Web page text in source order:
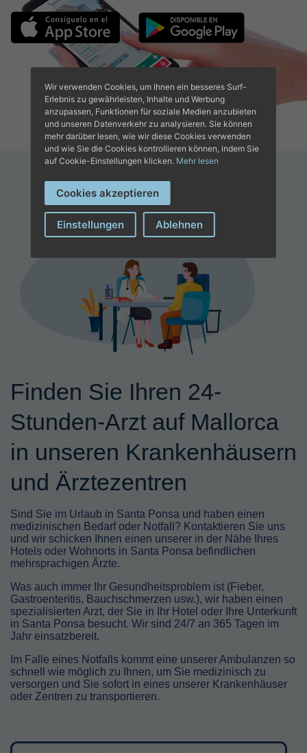
Finden Sie Ihren 24-
Stunden-Arzt auf Mallorca
in unseren Krankenhäusern
und Ärztezentren
Sind Sie im Urlaub in Santa Ponsa und haben einen
medizinischen Bedarf oder Notfall? Kontaktieren Sie uns
und wir schicken Ihnen einen unserer in der Nähe Ihres
Hotels oder Wohnorts in Santa Ponsa befindlichen
mehrsprachigen Ärzte.
Was auch immer Ihr Gesundheitsproblem ist (Fieber,
Gastroenteritis, Bauchschmerzen usw.), wir haben einen
spezialisierten Arzt, der Sie in Ihr Hotel oder Ihre Unterkunft
in Santa Ponsa besucht. Wir sind 24/7 an 365 Tagen im
Jahr einsatzbereit.
Im Falle eines Notfalls kommt eine unserer Ambulanzen so
schnell wie möglich zu Ihnen, um Sie medizinisch zu
versorgen und Sie sofort in eines unserer Krankenhäuser
oder Zentren zu transportieren.
Wir verwenden Cookies, um Ihnen ein besseres Surf-
Erlebnis zu gewährleisten, Inhalte und Werbung
anzupassen, Funktionen für soziale Medien anzubieten
und unseren Datenverkehr zu analysieren. Sie können
mehr darüber lesen, wie wir diese Cookies verwenden
und wie Sie die Cookies kontrollieren können, indem Sie
auf Cookie-Einstellungen klicken. Mehr lesen
Cookies akzeptieren
Einstellungen Ablehnen